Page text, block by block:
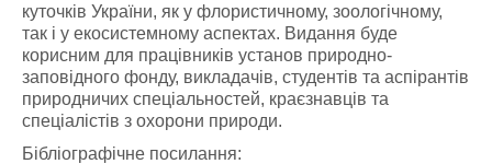
куточків України, як у флористичному, зоологічному,
так і у екосистемному аспектах. Видання буде
корисним для працівників установ природно-
заповідного фонду, викладачів, студентів та аспірантів
природничих спеціальностей, краєзнавців та
спеціалістів з охорони природи.
Бібліографічне посилання: